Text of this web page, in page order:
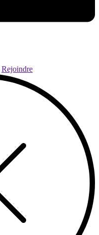
Rejoindre